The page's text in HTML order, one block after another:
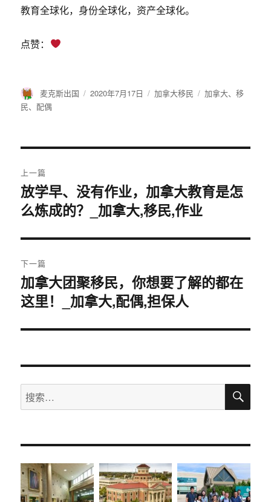
教育全球化，身份全球化，资产全球化。
点赞：
作
者
麦克斯出国
发
2020年7月17日
分
加拿大移民
标
加拿大、移
民、配偶
章
导
航
上一篇
上
篇
章：
放学早、没有作业，加拿大教育是怎
么炼成的？_加拿大,移民,作业
下一篇
下
篇
章：
加拿大团聚移民，你想要了解的都在
这里！_加拿大,配偶,担保人
搜
索：
搜